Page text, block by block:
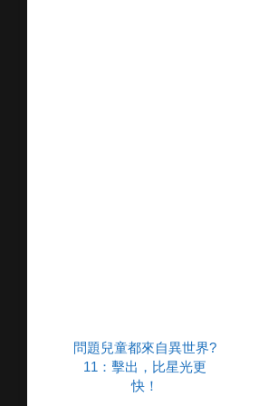
問題兒童都來自異世界?
11：擊出，比星光更
快！